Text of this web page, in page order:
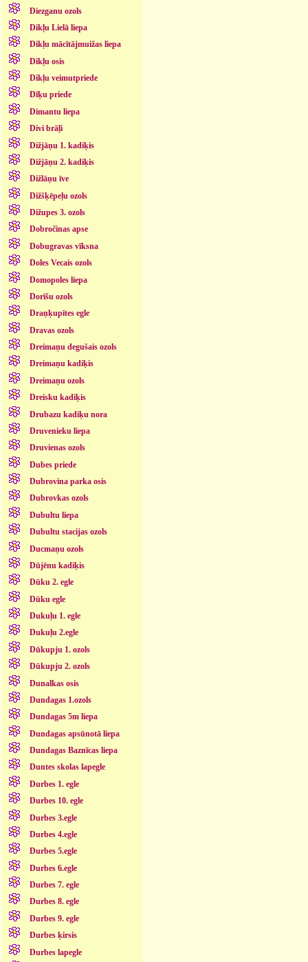
Diezganu ozols
Dikļu Lielā liepa
Dikļu mācītājmuižas liepa
Dikļu osis
Dikļu veimutpriede
Dīķu priede
Dimantu liepa
Divi brāļi
Dižjāņu 1. kadiķis
Dižjāņu 2. kadiķis
Dižlāņu īve
Dižšķēpeļu ozols
Dižupes 3. ozols
Dobročinas apse
Dobugravas vīksna
Doles Vecais ozols
Domopoles liepa
Dorīšu ozols
Draņķupītes egle
Dravas ozols
Dreimaņu degušais ozols
Dreimaņu kadiķis
Dreimaņu ozols
Dreisku kadiķis
Drubazu kadiķu nora
Druvenieku liepa
Druvienas ozols
Dubes priede
Dubrovina parka osis
Dubrovkas ozols
Dubultu liepa
Dubultu stacijas ozols
Ducmaņu ozols
Dūjēnu kadiķis
Dūku 2. egle
Dūku egle
Dukuļu 1. egle
Dukuļu 2.egle
Dūkupju 1. ozols
Dūkupju 2. ozols
Dunalkas osis
Dundagas 1.ozols
Dundagas 5m liepa
Dundagas apsūnotā liepa
Dundagas Baznīcas liepa
Duntes skolas lapegle
Durbes 1. egle
Durbes 10. egle
Durbes 3.egle
Durbes 4.egle
Durbes 5.egle
Durbes 6.egle
Durbes 7. egle
Durbes 8. egle
Durbes 9. egle
Durbes ķirsis
Durbes lapegle